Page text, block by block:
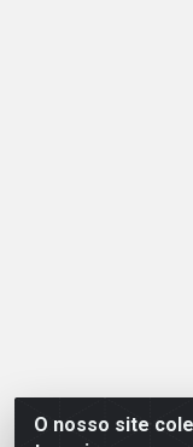
O nosso site
Linhavix